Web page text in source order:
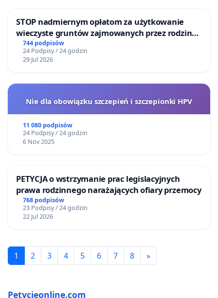
STOP nadmiernym opłatom za użytkowanie
wieczyste gruntów zajmowanych przez rodzinne
ogrody działkowe.
744 podpisów
24 Podpisy / 24 godzin
29 Jul 2026
Nie dla obowiązku szczepień i szczepionki HPV
11 080 podpisów
24 Podpisy / 24 godzin
6 Nov 2025
PETYCJA o wstrzymanie prac legislacyjnych
prawa rodzinnego narażających ofiary przemocy
768 podpisów
23 Podpisy / 24 godzin
22 Jul 2026
1 2 3 4 5 6 7 8 »
Petycjeonline.com